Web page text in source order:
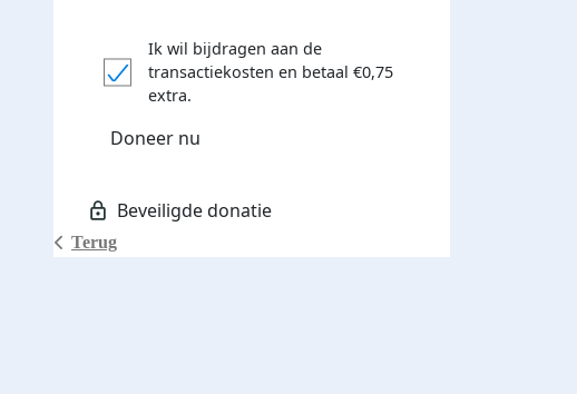
Donateurs bedankt
Terug
Ik wil bijdragen aan de
transactiekosten en betaal €0,75
extra.
Doneer nu